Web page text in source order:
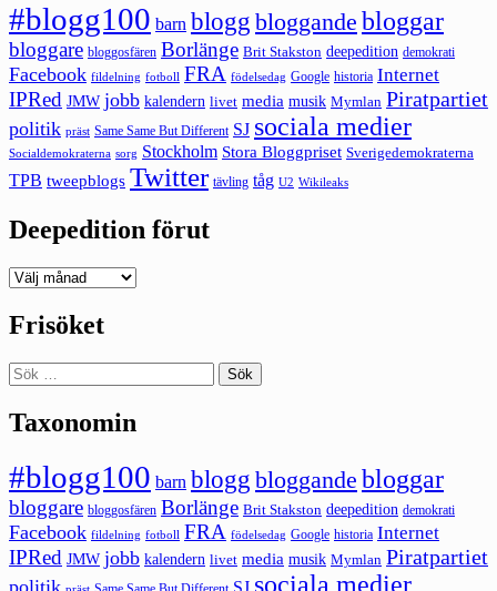
#blogg100 barn blogg bloggande bloggar
bloggare bloggosfären Borlänge Brit Stakston deepedition demokrati
Facebook fildelning fotboll FRA födelsedag Google historia Internet
IPRed JMW jobb kalendern livet media musik Mymlan Piratpartiet
politik präst Same Same But Different SJ sociala medier
Socialdemokraterna sorg Stockholm Stora Bloggpriset Sverigedemokraterna
TPB tweepblogs Twitter tävling tåg U2 Wikileaks
Deepedition förut
Deepedition
Frisöket
Sök
efter:
Taxonomin
#blogg100 barn blogg bloggande bloggar
bloggare bloggosfären Borlänge Brit Stakston deepedition demokrati
Facebook fildelning fotboll FRA födelsedag Google historia Internet
IPRed JMW jobb kalendern livet media musik Mymlan Piratpartiet
sociala medier